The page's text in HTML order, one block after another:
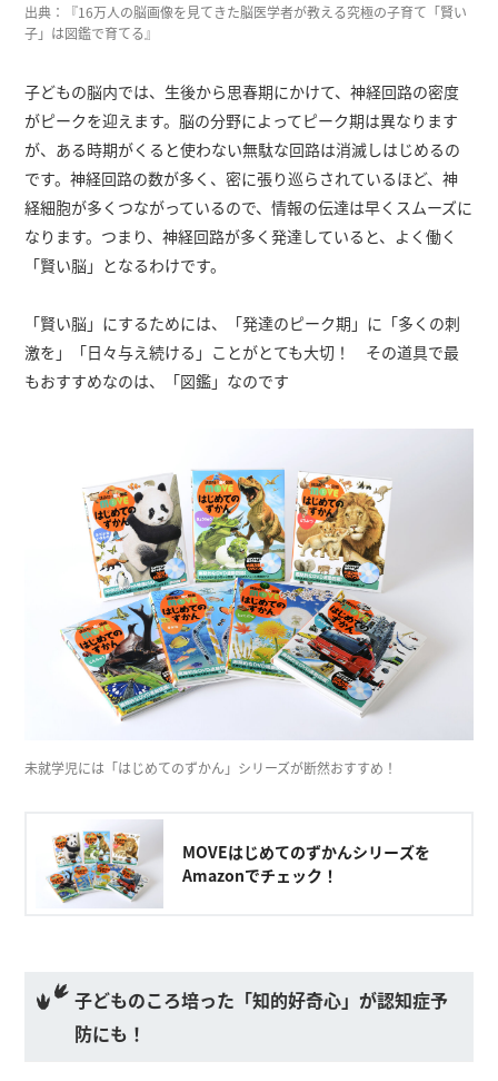
出典：『16万人の脳画像を見てきた脳医学者が教える究極の子育て「賢い
子」は図鑑で育てる』
子どもの脳内では、生後から思春期にかけて、神経回路の密度
がピークを迎えます。脳の分野によってピーク期は異なります
が、ある時期がくると使わない無駄な回路は消滅しはじめるの
です。神経回路の数が多く、密に張り巡らされているほど、神
経細胞が多くつながっているので、情報の伝達は早くスムーズに
なります。つまり、神経回路が多く発達していると、よく働く
「賢い脳」となるわけです。
「賢い脳」にするためには、「発達のピーク期」に「多くの刺
激を」「日々与え続ける」ことがとても大切！ その道具で最
もおすすめなのは、「図鑑」なのです
未就学児には「はじめてのずかん」シリーズが断然おすすめ！
MOVEはじめてのずかんシリーズを
Amazonでチェック！
子どものころ培った「知的好奇心」が認知症予
防にも！